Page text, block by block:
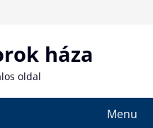
háza
oldal
Menu